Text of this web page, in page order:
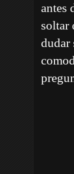
antes
soltar
dudar